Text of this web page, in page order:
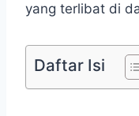
yang terlibat di
Daftar Isi